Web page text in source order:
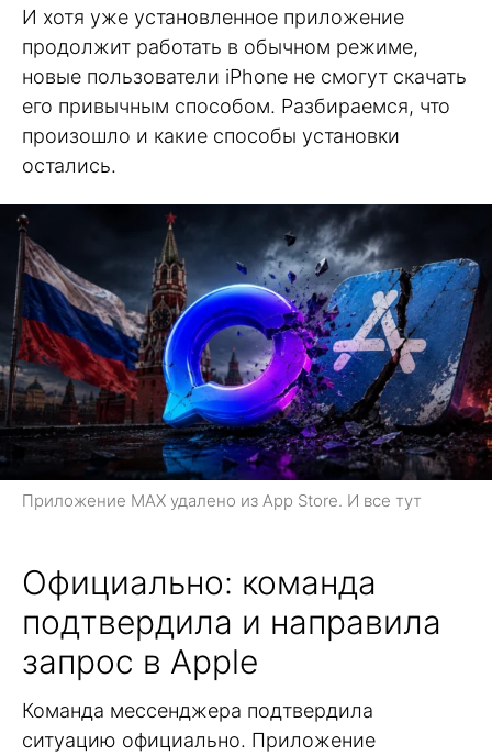
И хотя уже установленное приложение
продолжит работать в обычном режиме,
новые пользователи iPhone не смогут скачать
его привычным способом. Разбираемся, что
произошло и какие способы установки
остались.
Приложение MAX удалено из App Store. И все тут
Официально: команда
подтвердила и направила
запрос в Apple
Команда мессенджера подтвердила
ситуацию официально. Приложение